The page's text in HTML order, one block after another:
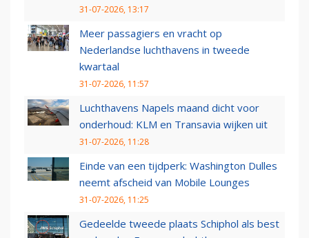
31-07-2026, 13:17
Meer passagiers en vracht op
Nederlandse luchthavens in tweede
kwartaal
31-07-2026, 11:57
Luchthavens Napels maand dicht voor
onderhoud: KLM en Transavia wijken uit
31-07-2026, 11:28
Einde van een tijdperk: Washington Dulles
neemt afscheid van Mobile Lounges
31-07-2026, 11:25
Gedeelde tweede plaats Schiphol als best